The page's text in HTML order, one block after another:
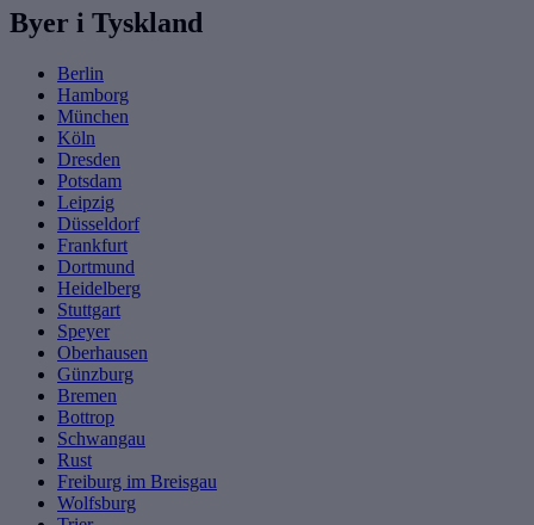
Byer i Tyskland
Berlin
Hamborg
München
Köln
Dresden
Potsdam
Leipzig
Düsseldorf
Frankfurt
Dortmund
Heidelberg
Stuttgart
Speyer
Oberhausen
Günzburg
Bremen
Bottrop
Schwangau
Rust
Freiburg im Breisgau
Wolfsburg